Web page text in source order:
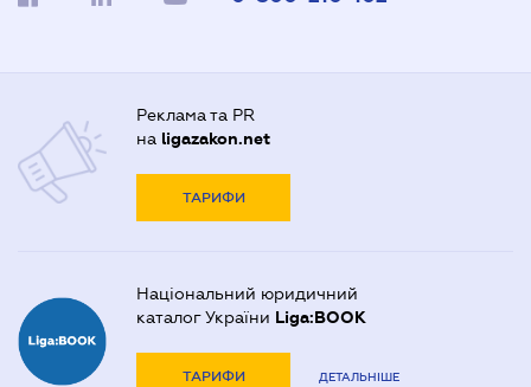
Реклама та PR
на ligazakon.net
ТАРИФИ
Національний юридичний
каталог України Liga:BOOK
ТАРИФИ ДЕТАЛЬНІШЕ